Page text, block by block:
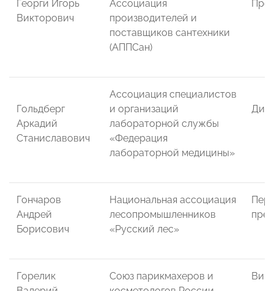
Георги Игорь
Викторович
Ассоциация
производителей и
поставщиков сантехники
(АППСан)
Гольдберг
Аркадий
Станиславович
Ассоциация специалистов
и организаций
лабораторной службы
«Федерация
лабораторной медицины»
Гончаров
Андрей
Борисович
Национальная ассоциация
лесопромышленников
«Русский лес»
Горелик
Союз парикмахеров и